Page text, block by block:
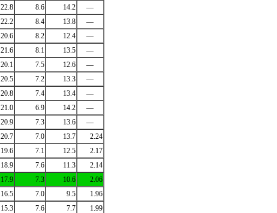
22.8 8.6 14.2
―
22.2 8.4 13.8
―
20.6 8.2 12.4
―
21.6 8.1 13.5
―
20.1 7.5 12.6
―
20.5 7.2 13.3
―
20.8 7.4 13.4
―
21.0 6.9 14.2
―
20.9 7.3 13.6
―
20.7 7.0 13.7
2.24
19.6 7.1 12.5
2.17
18.9 7.6 11.3
2.14
17.9 7.3 10.6
2.06
16.5 7.0 9.5
1.96
15.3 7.6 7.7
1.99